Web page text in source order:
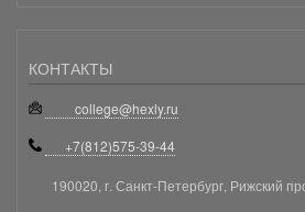
КОНТАКТЫ
college@hexly.ru
+7(812)575-39-44
190020, г. Санкт-Петербург, Рижский